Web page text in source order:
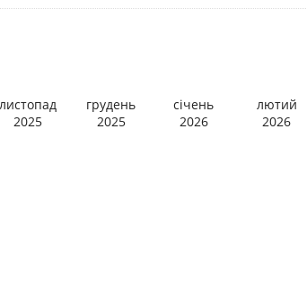
листопад
2025
грудень
2025
січень
2026
лютий
2026